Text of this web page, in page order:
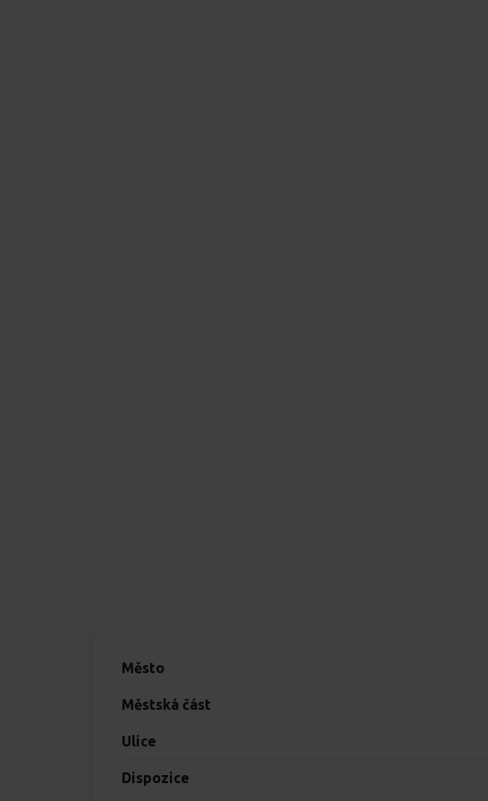
Město
Městská část
Ulice
Dispozice